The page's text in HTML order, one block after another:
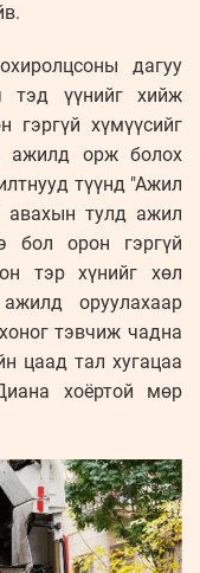
дагуу
тэд үүнийг хийж
гэргүй хүмүүсийг
ажилд орж болох
түүнд "Ажил
авахын тулд ажил
бол орон гэргүй
тэр хүнийг хөл
оруулахаар
тэвчиж чадна
цаад тал хугацаа
хоёртой мөр